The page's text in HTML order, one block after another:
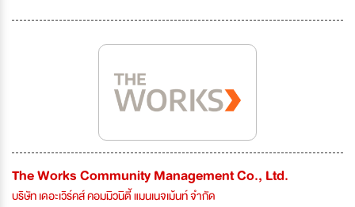
The Works Community Management Co., Ltd.
บริษัท เดอะเวิร์คส์ คอมมิวนิตี้ แมนเนจเม้นท์ จำกัด